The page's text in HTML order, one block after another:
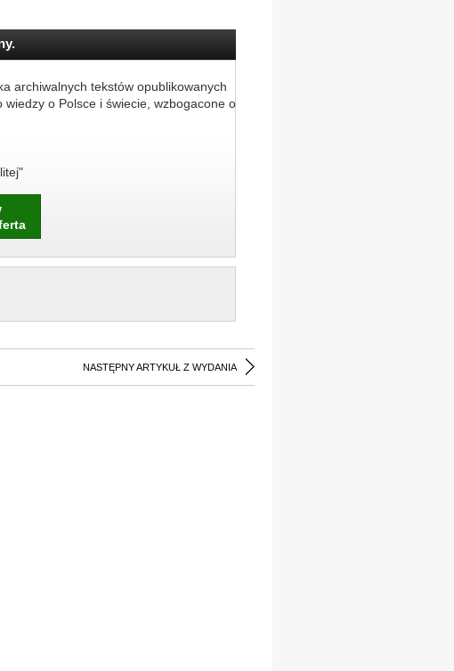
archiwalnych tekstów opublikowanych
wiedzy o Polsce i świecie, wzbogacone o
NASTĘPNY ARTYKUŁ Z WYDANIA